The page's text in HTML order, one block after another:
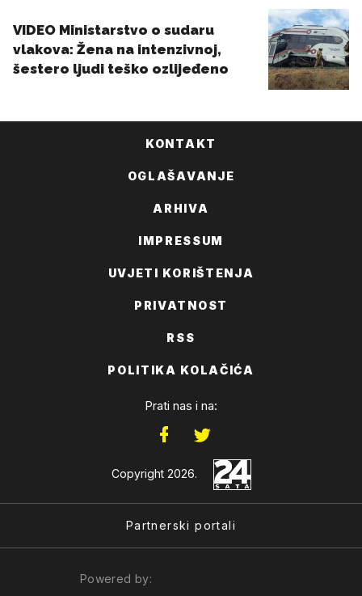
KONTAKT
OGLAŠAVANJE
ARHIVA
IMPRESSUM
UVJETI KORIŠTENJA
PRIVATNOST
RSS
POLITIKA KOLAČIĆA
Prati nas i na:
Copyright 2026.
Partnerski portali
Powered by: